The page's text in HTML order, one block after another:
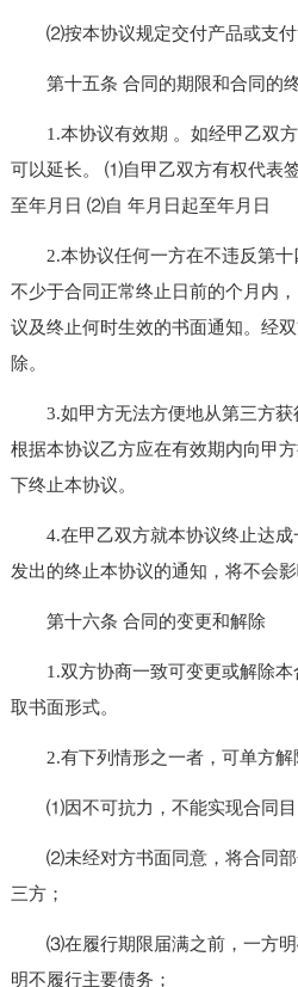
⑵按本协议规定交付产品或支付
第十五条 合同的期限和合同的
1.本协议有效期 。如经甲乙双方
可以延长。 ⑴自甲乙双方有权代表
至年月日 ⑵自 年月日起至年月日
2.本协议任何一方在不违反第十
不少于合同正常终止日前的个月内
议及终止何时生效的书面通知。经
除。
3.如甲方无法方便地从第三方获
根据本协议乙方应在有效期内向甲
下终止本协议。
4.在甲乙双方就本协议终止达成
发出的终止本协议的通知，将不会
第十六条 合同的变更和解除
1.双方协商一致可变更或解除本
取书面形式。
2.有下列情形之一者，可单方解
⑴因不可抗力，不能实现合同目
⑵未经对方书面同意，将合同部
三方；
⑶在履行期限届满之前，一方明
明不履行主要债务；